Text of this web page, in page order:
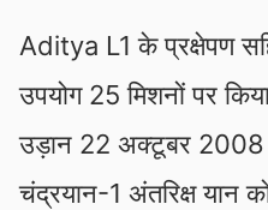
Aditya L1 के प्रक्षेपण
उपयोग 25 मिशनों पर
उड़ान 22 अक्टूबर 2008
चंद्रयान-1 अंतरिक्ष यान